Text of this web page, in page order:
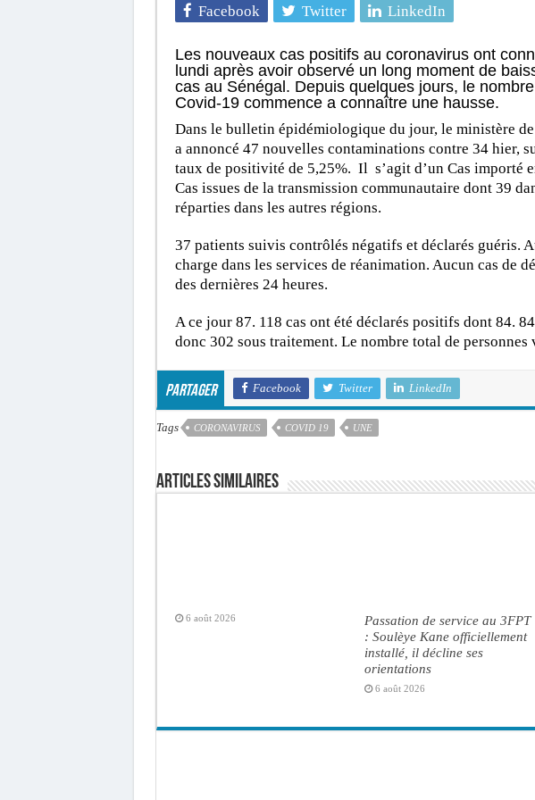
Facebook Twitter LinkedIn
Les nouveaux cas positifs au coronavirus ont
lundi après avoir observé un long moment de
cas au Sénégal. Depuis quelques jours, le
Covid-19 commence a connaître une hausse.
Dans le bulletin épidémiologique du jour, le ministère
a annoncé 47 nouvelles contaminations contre 34 hier,
taux de positivité de 5,25%. Il s’agit d’un Cas importé
Cas issues de la transmission communautaire dont 39
réparties dans les autres régions.
37 patients suivis contrôlés négatifs et déclarés guéris.
charge dans les services de réanimation. Aucun cas de
des dernières 24 heures.
A ce jour 87. 118 cas ont été déclarés positifs dont 84.
donc 302 sous traitement. Le nombre total de personnes
Partager Facebook Twitter LinkedIn
Tags CORONAVIRUS COVID 19 UNE
Articles similaires
6 août 2026
Passation de service au 3FPT
: Soulèye Kane officiellement
installé, il décline ses
orientations
6 août 2026